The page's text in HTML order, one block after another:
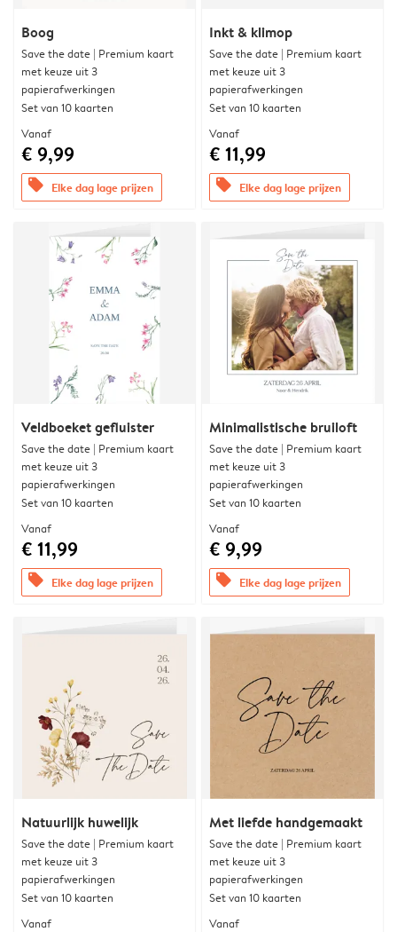
Boog
Save the date | Premium kaart
met keuze uit 3
papierafwerkingen
Set van 10 kaarten
Vanaf
€ 9,99
offers Elke dag lage prijzen
Inkt & klimop
Save the date | Premium kaart
met keuze uit 3
papierafwerkingen
Set van 10 kaarten
Vanaf
€ 11,99
offers Elke dag lage prijzen
Veldboeket gefluister
Save the date | Premium kaart
met keuze uit 3
papierafwerkingen
Set van 10 kaarten
Vanaf
€ 11,99
offers Elke dag lage prijzen
Minimalistische bruiloft
Save the date | Premium kaart
met keuze uit 3
papierafwerkingen
Set van 10 kaarten
Vanaf
€ 9,99
offers Elke dag lage prijzen
Natuurlijk huwelijk
Save the date | Premium kaart
met keuze uit 3
papierafwerkingen
Set van 10 kaarten
Vanaf
Met liefde handgemaakt
Save the date | Premium kaart
met keuze uit 3
papierafwerkingen
Set van 10 kaarten
Vanaf